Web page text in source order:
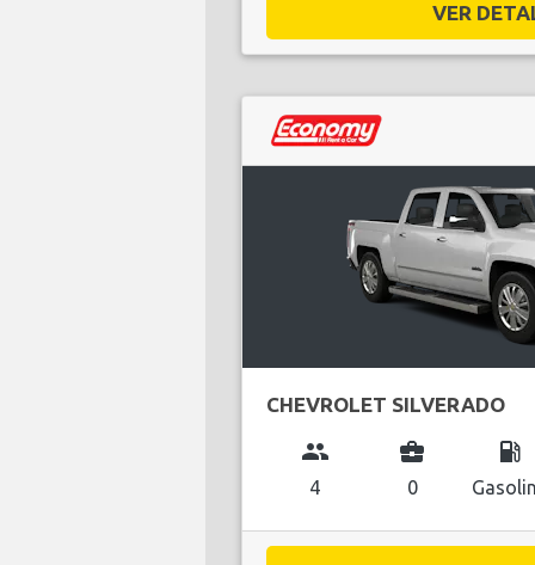
VER
CHEVROLET SILVERADO
group
4
business_center
0
local_gas_station